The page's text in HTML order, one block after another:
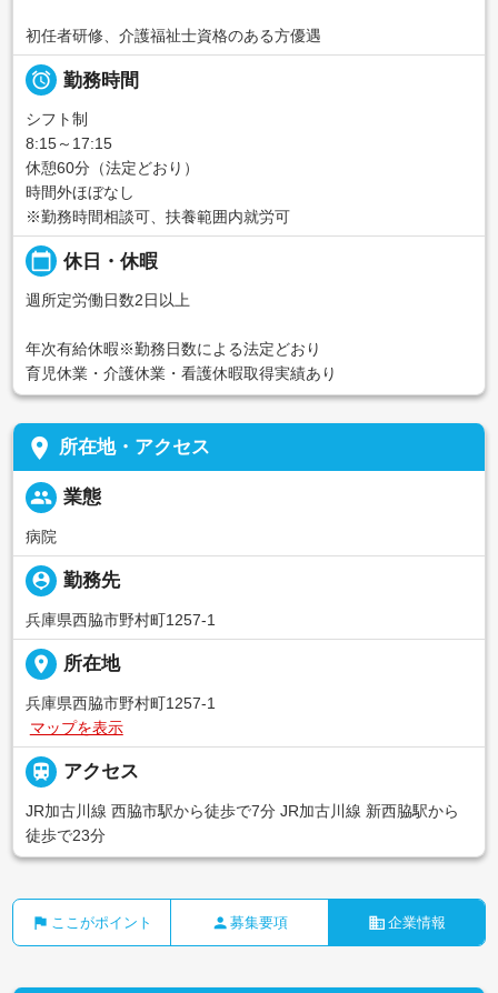
初任者研修、介護福祉士資格のある方優遇
 勤務時間
シフト制
8:15～17:15
休憩60分（法定どおり）
時間外ほぼなし
※勤務時間相談可、扶養範囲内就労可
calendar_today 休日・休暇
週所定労働日数2日以上
年次有給休暇※勤務日数による法定どおり
育児休業・介護休業・看護休暇取得実績あり
place 所在地・アクセス
people 業態
病院
person_pin 勤務先
兵庫県西脇市野村町1257-1
place 所在地
兵庫県西脇市野村町1257-1
マップを表示
 アクセス
JR加古川線 西脇市駅から徒歩で7分 JR加古川線 新西脇駅から
徒歩で23分
flag ここがポイント person 募集要項 business 企業情報